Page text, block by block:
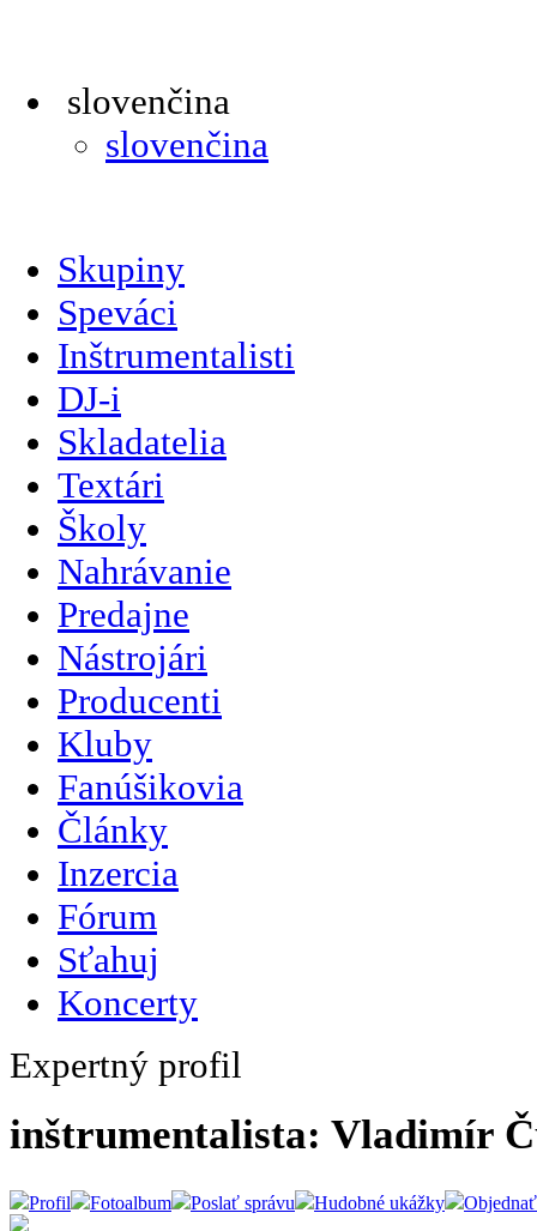
slovenčina
slovenčina
Skupiny
Speváci
Inštrumentalisti
DJ-i
Skladatelia
Textári
Školy
Nahrávanie
Predajne
Nástrojári
Producenti
Kluby
Fanúšikovia
Články
Inzercia
Fórum
Sťahuj
Koncerty
Expertný profil
inštrumentalista: Vladimír
Profil Fotoalbum Poslať správu Hudobné ukážky Objednať